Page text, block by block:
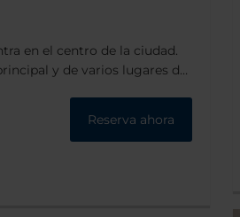
en el centro de la ciudad.
y de varios lugares de
Reserva ahora